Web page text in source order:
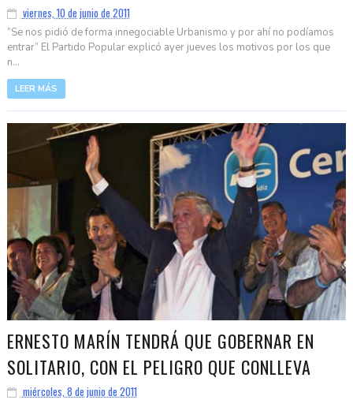
viernes, 10 de junio de 2011
“Se nos pidió de forma innegociable Urbanismo y por ahí no podíamos
entrar” El Partido Popular explicó ayer jueves los motivos por los que
n...
LEER MÁS
ERNESTO MARÍN TENDRÁ QUE GOBERNAR EN
SOLITARIO, CON EL PELIGRO QUE CONLLEVA
miércoles, 8 de junio de 2011